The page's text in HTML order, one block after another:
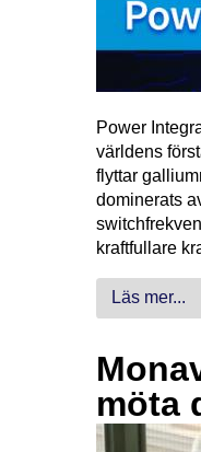
Power
världens
flyttar
dominerats
kraftfullare
Läs mer...
möta